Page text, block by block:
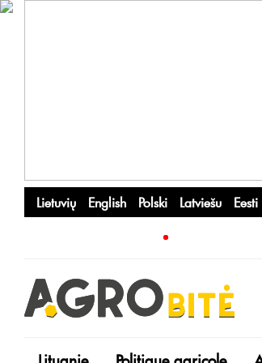
Lietuvių English Polski Latviešu Eesti